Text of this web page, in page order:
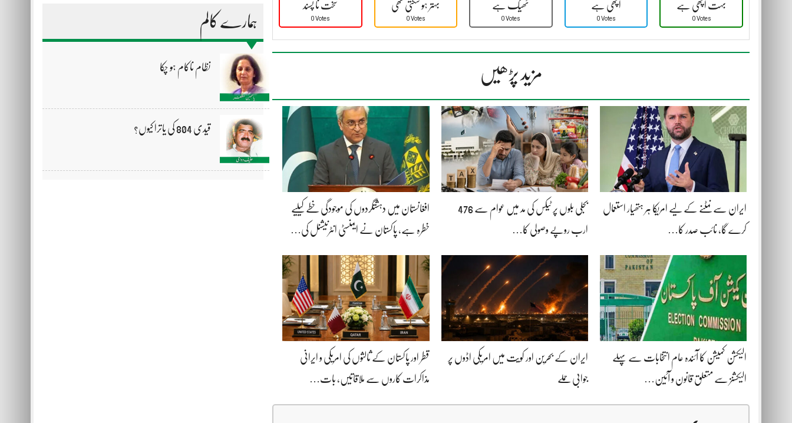
ہمارے کالم
نظام ناکام ہو چکا
قیدی 804 کی یاترا کیوں؟
سخت نا پسند
0 Votes
بہتر ہو سکتی تھی
0 Votes
ٹھیک ہے
0 Votes
اچھی ہے
0 Votes
بہت اچھی ہے
0 Votes
مزید پڑھیں
ایران سے نمٹنے کے لیے امریکا ہر ہتھیار استعمال
کرے گا، نائب صدر کا…
بجلی بلوں پر ٹیکس کی مد میں عوام سے 476
ارب روپے وصولی کا…
افغانستان میں دہشتگردوں کی موجودگی خطے کیلیے
خطرہ ہے، پاکستان نے ایمنسٹی انٹرنیشنل کی…
الیکشن کمیشن کا آئندہ عام انتخابات سے پہلے
الیکشنز سے متعلق قانون و آئین…
ایران کے بحرین اور کویت میں امریکی اڈوں پر
جوابی حملے
قطر اور پاکستان کے ثالثوں کی امریکی و ایرانی
مذاکرات کاروں سے ملاقاتیں، بات…